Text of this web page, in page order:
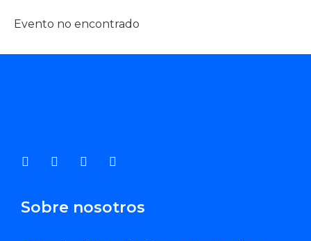
Evento no encontrado
Sobre nosotros